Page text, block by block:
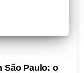
São Paulo: o